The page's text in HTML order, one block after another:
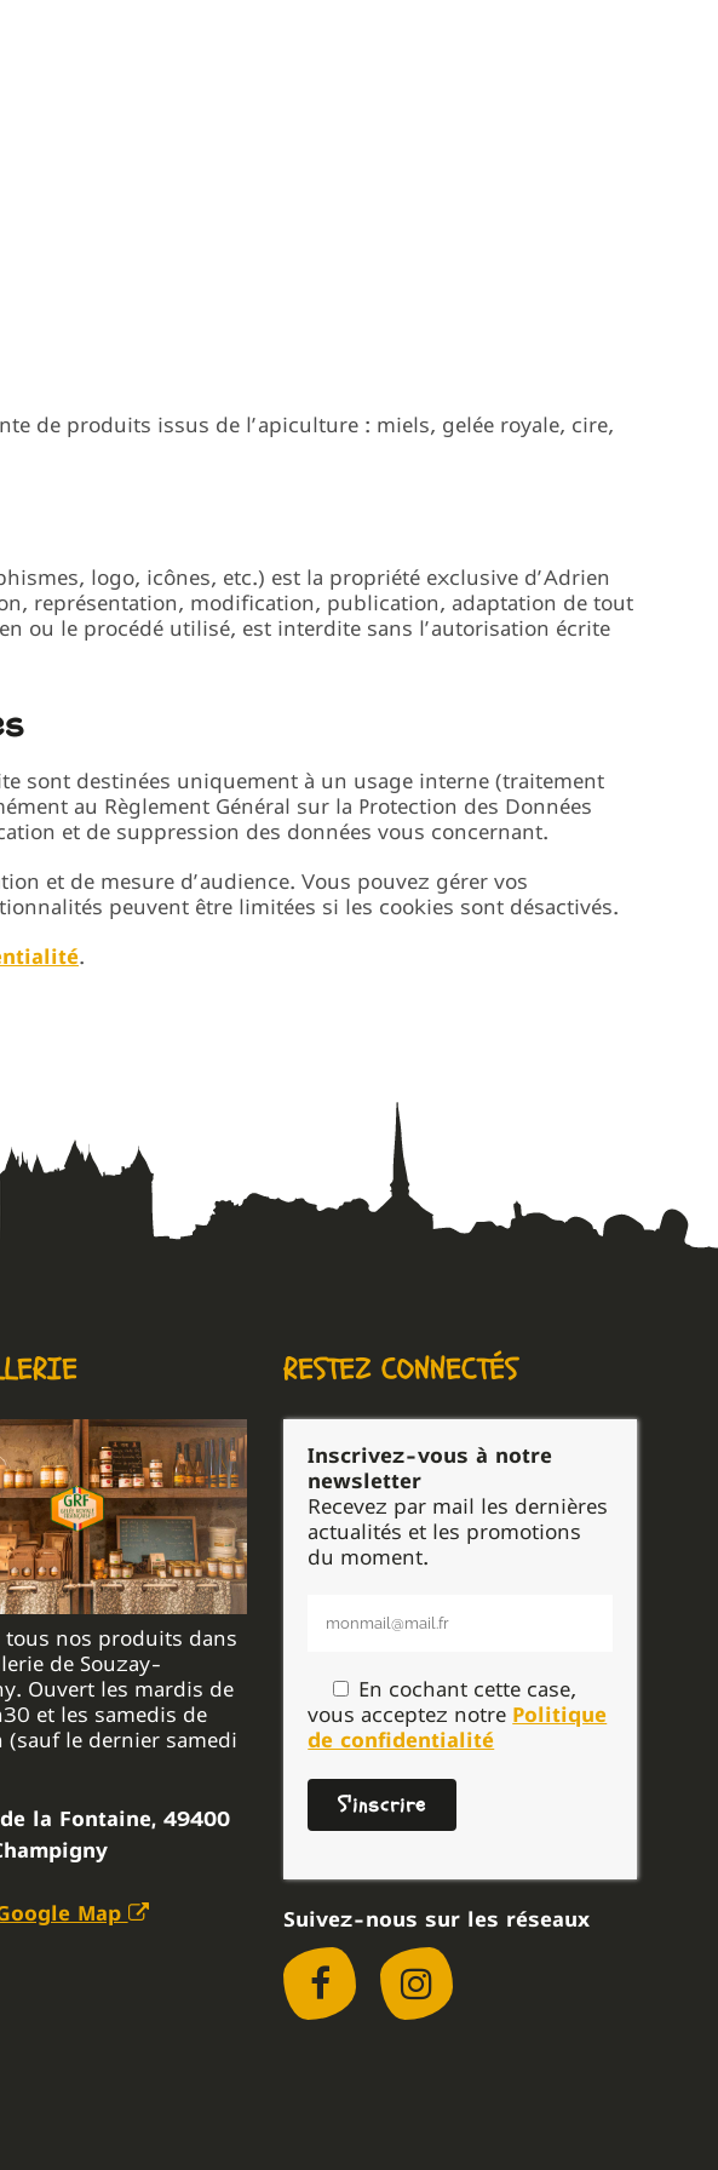
de produits issus de l’apiculture : miels, gelée royale, cire,
logo, icônes, etc.) est la propriété exclusive d’Adrien
représentation, modification, publication, adaptation de tout
ou le procédé utilisé, est interdite sans l’autorisation écrite
sont destinées uniquement à un usage interne (traitement
au Règlement Général sur la Protection des Données
et de suppression des données vous concernant.
et de mesure d’audience. Vous pouvez gérer vos
peuvent être limitées si les cookies sont désactivés.
.
tous nos produits dans
de Souzay-
Ouvert les mardis de
et les samedis de
(sauf le dernier samedi
la Fontaine, 49400
Map
RESTEZ CONNECTÉS
Inscrivez-vous à notre
newsletter
Recevez par mail les dernières
actualités et les promotions
du moment.
En cochant cette case,
vous acceptez notre Politique
de confidentialité
Suivez-nous sur les réseaux